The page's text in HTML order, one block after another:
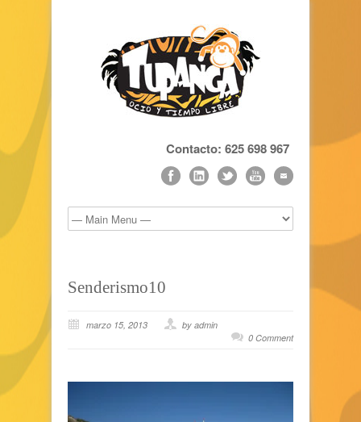
Contacto: 625 698 967
Senderismo10
marzo 15, 2013
by admin
0 Comment